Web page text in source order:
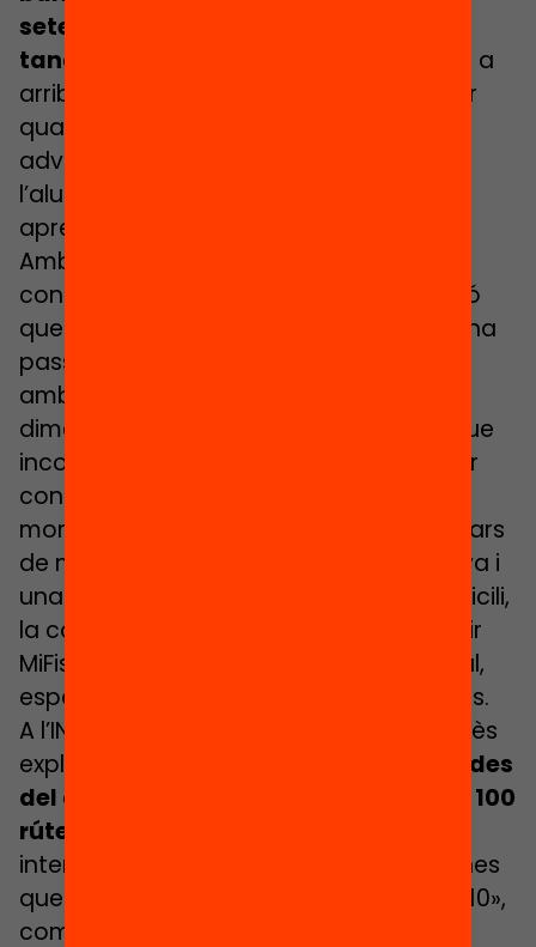
setembre, amb les matrícules ja
tancades
. «De vegades triguen un mes a
arribar o no arriben. Un nen no pot estar
quatre setmanes sense un ordinador”,
adverteix, en relació amb el risc que
l’alumne es quedi enrere en el seu
aprenentatge.
Amb tot, de vegades passa la situació
contrària: inversions per part d’Educació
que acaben caient en sac trencat. Així ha
passat a diversos centres a Catalunya
amb els MiFi, un rúter de petites
dimensions, amb bateria autònoma i que
incorpora una targeta SIM de dades per
connectar-se a internet. En els pitjors
moments de la pandèmia, amb centenars
de milers d’alumnes tancats a casa seva i
una part sense accés a internet al domicili,
la conselleria va decidir adquirir i repartir
MiFis als centres de manera discrecional,
especialment als barris de rendes baixes.
A l’INS Investigador Blanxart, Sandra Vallès
explica que
els van arribar, sense que des
del centre s’haguessin demanat, uns 100
rúters d’aquest tipus
intencions d’aquesta inversió, els alumnes
que els van demanar «no van arribar a 10»,
comenta Vallès.